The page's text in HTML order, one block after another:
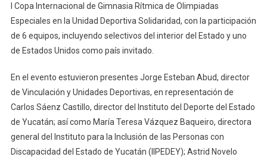
Color
Y
Copa
Internacional
De
Gimnasia
I Copa Internacional de Gimnasia Rítmica de Olimpiadas
Especiales en la Unidad Deportiva Solidaridad, con la participación
de 6 equipos, incluyendo selectivos del interior del Estado y uno
de Estados Unidos como país invitado.
En el evento estuvieron presentes Jorge Esteban Abud, director
de Vinculación y Unidades Deportivas, en representación de
Carlos Sáenz Castillo, director del Instituto del Deporte del Estado
de Yucatán; así como María Teresa Vázquez Baqueiro, directora
general del Instituto para la Inclusión de las Personas con
Discapacidad del Estado de Yucatán (IIPEDEY); Astrid Novelo